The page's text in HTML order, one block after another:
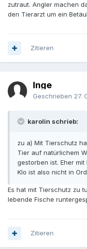
zutraut. Angler machen
den Tierarzt um ein
Zitieren
Inge
Geschrieben 27.
karolin schrieb:
zu a) Mit Tierschutz
Tier auf natürlichem
gestorben ist. Eher
Klo ist also nicht in
Es hat mit Tierschutz zu
lebende Fische
Zitieren